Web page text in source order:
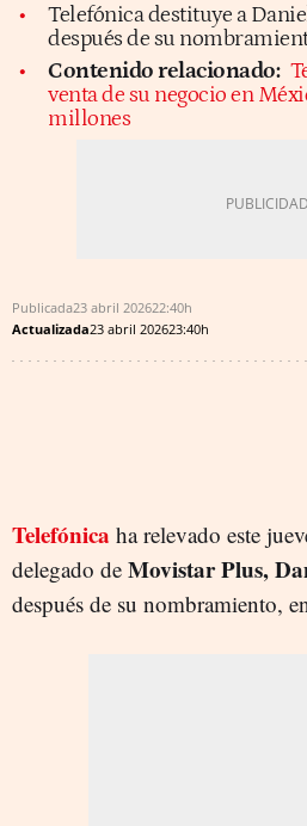
Telefónica destituye a
después de su
Contenido relacionado:
venta de su negocio en
millones
Publicada23 abril 202622:40h
Actualizada23 abril 202623:40h
Telefónica ha relevado este
delegado de Movistar Plus,
después de su nombramiento,